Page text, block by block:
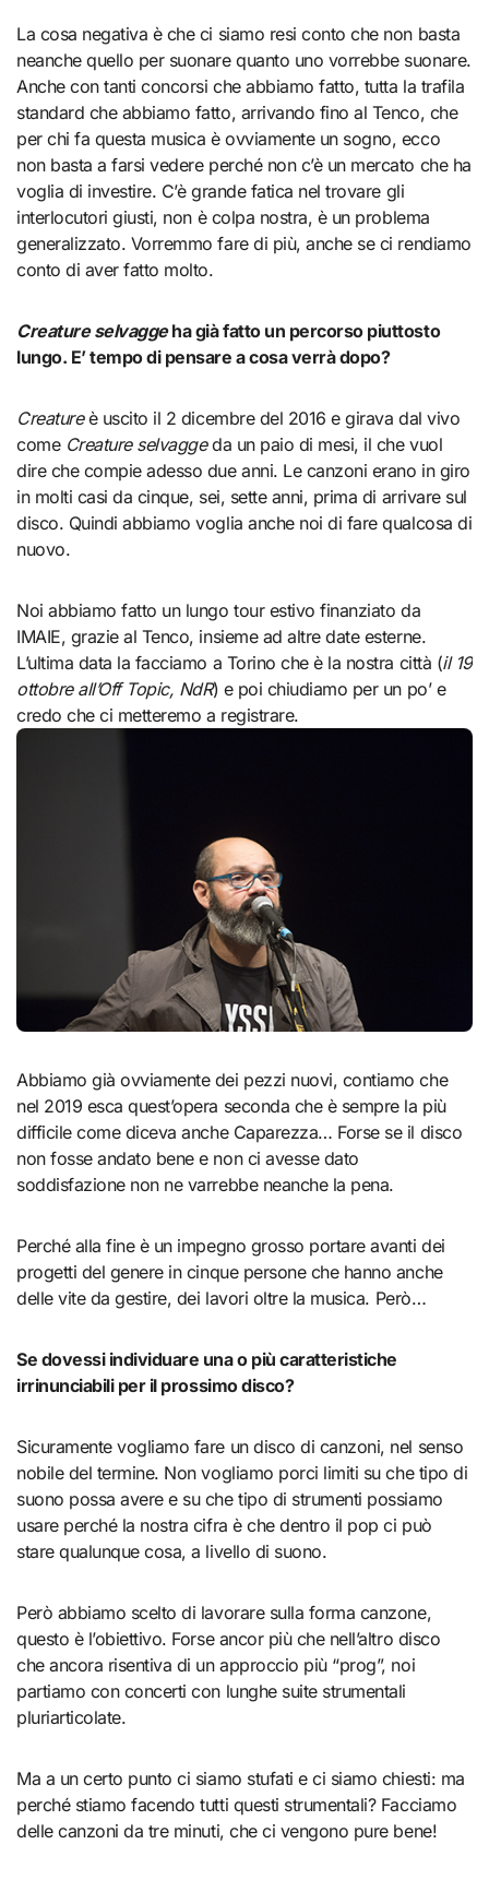
La cosa negativa è che ci siamo resi conto che non basta
neanche quello per suonare quanto uno vorrebbe suonare.
Anche con tanti concorsi che abbiamo fatto, tutta la trafila
standard che abbiamo fatto, arrivando fino al Tenco, che
per chi fa questa musica è ovviamente un sogno, ecco
non basta a farsi vedere perché non c’è un mercato che ha
voglia di investire. C’è grande fatica nel trovare gli
interlocutori giusti, non è colpa nostra, è un problema
generalizzato. Vorremmo fare di più, anche se ci rendiamo
conto di aver fatto molto.
Creature selvaggeha già fatto un percorso piuttosto
lungo. E’ tempo di pensare a cosa verrà dopo?
Creatureè uscito il 2 dicembre del 2016 e girava dal vivo
come Creature selvaggeda un paio di mesi, il che vuol
dire che compie adesso due anni. Le canzoni erano in giro
in molti casi da cinque, sei, sette anni, prima di arrivare sul
disco. Quindi abbiamo voglia anche noi di fare qualcosa di
nuovo.
Noi abbiamo fatto un lungo tour estivo finanziato da
IMAIE, grazie al Tenco, insieme ad altre date esterne.
L’ultima data la facciamo a Torino che è la nostra città (il 19
ottobre all’Off Topic, NdR) e poi chiudiamo per un po’ e
credo che ci metteremo a registrare.
Abbiamo già ovviamente dei pezzi nuovi, contiamo che
nel 2019 esca quest’opera seconda che è sempre la più
difficile come diceva anche Caparezza… Forse se il disco
non fosse andato bene e non ci avesse dato
soddisfazione non ne varrebbe neanche la pena.
Perché alla fine è un impegno grosso portare avanti dei
progetti del genere in cinque persone che hanno anche
delle vite da gestire, dei lavori oltre la musica. Però…
Se dovessi individuare una o più caratteristiche
irrinunciabili per il prossimo disco?
Sicuramente vogliamo fare un disco di canzoni, nel senso
nobile del termine. Non vogliamo porci limiti su che tipo di
suono possa avere e su che tipo di strumenti possiamo
usare perché la nostra cifra è che dentro il pop ci può
stare qualunque cosa, a livello di suono.
Però abbiamo scelto di lavorare sulla forma canzone,
questo è l’obiettivo. Forse ancor più che nell’altro disco
che ancora risentiva di un approccio più “prog”, noi
partiamo con concerti con lunghe suite strumentali
pluriarticolate.
Ma a un certo punto ci siamo stufati e ci siamo chiesti: ma
perché stiamo facendo tutti questi strumentali? Facciamo
delle canzoni da tre minuti, che ci vengono pure bene!